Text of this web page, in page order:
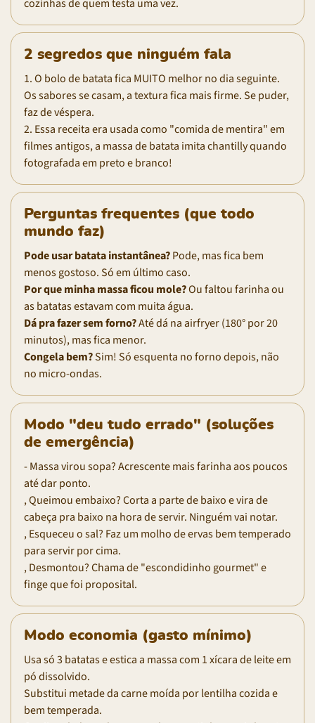
cozinhas de quem testa uma vez.
2 segredos que ninguém fala
1. O bolo de batata fica MUITO melhor no dia seguinte.
Os sabores se casam, a textura fica mais firme. Se puder,
faz de véspera.
2. Essa receita era usada como "comida de mentira" em
filmes antigos, a massa de batata imita chantilly quando
fotografada em preto e branco!
Perguntas frequentes (que todo
mundo faz)
Pode usar batata instantânea?Pode, mas fica bem
menos gostoso. Só em último caso.
Por que minha massa ficou mole?Ou faltou farinha ou
as batatas estavam com muita água.
Dá pra fazer sem forno?Até dá na airfryer (180° por 20
minutos), mas fica menor.
Congela bem?Sim! Só esquenta no forno depois, não
no micro-ondas.
Modo "deu tudo errado" (soluções
de emergência)
- Massa virou sopa? Acrescente mais farinha aos poucos
até dar ponto.
, Queimou embaixo? Corta a parte de baixo e vira de
cabeça pra baixo na hora de servir. Ninguém vai notar.
, Esqueceu o sal? Faz um molho de ervas bem temperado
para servir por cima.
, Desmontou? Chama de "escondidinho gourmet" e
finge que foi proposital.
Modo economia (gasto mínimo)
Usa só 3 batatas e estica a massa com 1 xícara de leite em
pó dissolvido.
Substitui metade da carne moída por lentilha cozida e
bem temperada.